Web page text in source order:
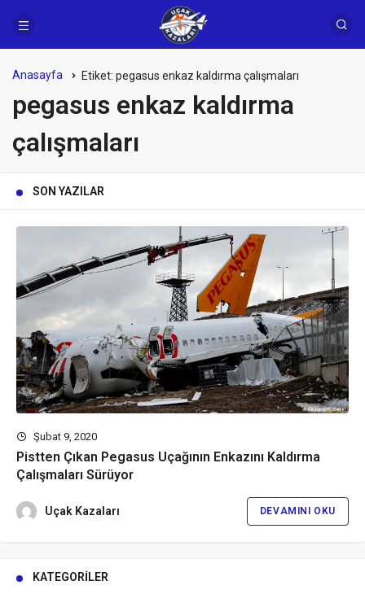
Anasayfa Etiket: pegasus enkaz kaldırma çalışmaları
pegasus enkaz kaldırma
çalışmaları
SON YAZILAR
Şubat 9, 2020
Pistten Çıkan Pegasus Uçağının Enkazını Kaldırma
Çalışmaları Sürüyor
Uçak Kazaları DEVAMINI OKU
KATEGORILER